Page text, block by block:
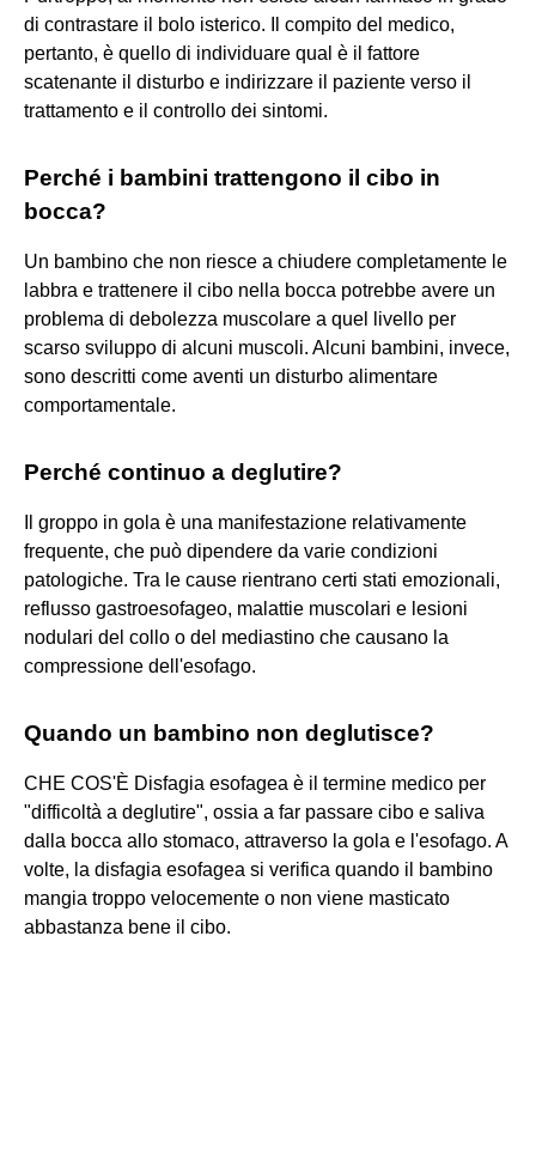
di contrastare il bolo isterico. Il compito del medico,
pertanto, è quello di individuare qual è il fattore
scatenante il disturbo e indirizzare il paziente verso il
trattamento e il controllo dei sintomi.
Perché i bambini trattengono il cibo in
bocca?
Un bambino che non riesce a chiudere completamente le
labbra e trattenere il cibo nella bocca potrebbe avere un
problema di debolezza muscolare a quel livello per
scarso sviluppo di alcuni muscoli. Alcuni bambini, invece,
sono descritti come aventi un disturbo alimentare
comportamentale.
Perché continuo a deglutire?
Il groppo in gola è una manifestazione relativamente
frequente, che può dipendere da varie condizioni
patologiche. Tra le cause rientrano certi stati emozionali,
reflusso gastroesofageo, malattie muscolari e lesioni
nodulari del collo o del mediastino che causano la
compressione dell'esofago.
Quando un bambino non deglutisce?
CHE COS'È Disfagia esofagea è il termine medico per
"difficoltà a deglutire", ossia a far passare cibo e saliva
dalla bocca allo stomaco, attraverso la gola e l'esofago. A
volte, la disfagia esofagea si verifica quando il bambino
mangia troppo velocemente o non viene masticato
abbastanza bene il cibo.